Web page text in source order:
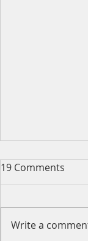
19 Comments
Write a